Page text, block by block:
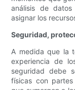
análisis de
asignar los
Seguridad,
A medida que la
experiencia de
seguridad debe
físicas con